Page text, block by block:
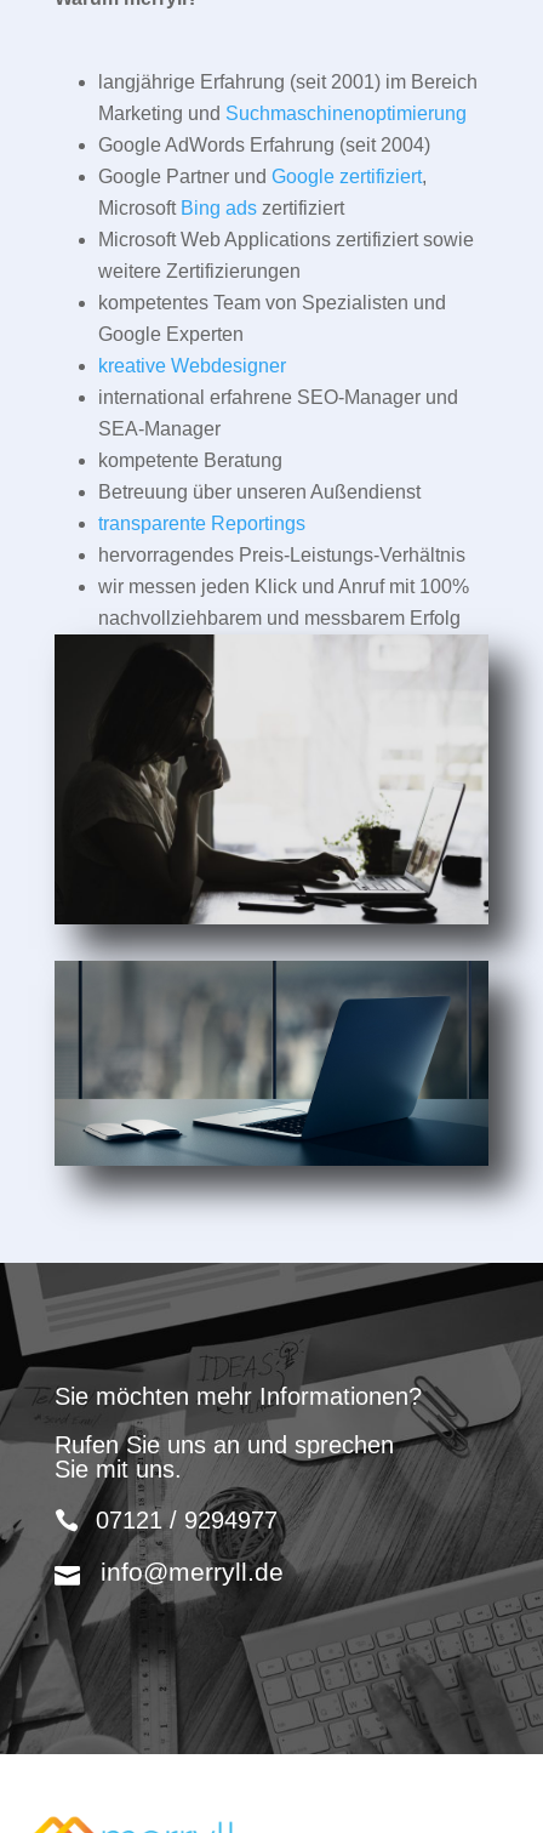
langjährige Erfahrung (seit 2001) im Bereich
Marketing und Suchmaschinenoptimierung
Google AdWords Erfahrung (seit 2004)
Google Partner und Google zertifiziert,
Microsoft Bing adszertifiziert
Microsoft Web Applications zertifiziert sowie
weitere Zertifizierungen
kompetentes Team von Spezialisten und
Google Experten
kreative Webdesigner
international erfahrene SEO-Manager und
SEA-Manager
kompetente Beratung
Betreuung über unseren Außendienst
transparente Reportings
hervorragendes Preis-Leistungs-Verhältnis
wir messen jeden Klick und Anruf mit 100%
nachvollziehbarem und messbarem Erfolg
Sie möchten mehr Informationen?
Rufen Sie uns an und sprechen
Sie mit uns.
07121 / 9294977
info@merryll.de